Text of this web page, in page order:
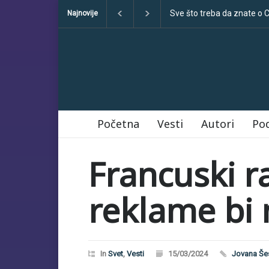
Najnovije Klimatske dezinformacije
Početna Vesti Autori
Francuski
reklame bi
In Svet, Vesti 15/03/2024 Jovana